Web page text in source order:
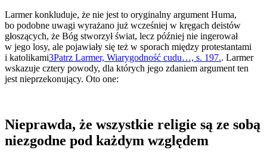
Larmer konkluduje, że nie jest to oryginalny argument Huma,
bo podobne uwagi wyrażano już wcześniej w kręgach deistów
głoszących, że Bóg stworzył świat, lecz później nie ingerował
w jego losy, ale pojawiały się też w sporach między protestantami
i katolikami3Patrz Larmer, Wiarygodność cudu…, s. 197.. Larmer
wskazuje cztery powody, dla których jego zdaniem argument ten
jest nieprzekonujący. Oto one:
Nieprawda, że wszystkie religie są ze sobą
niezgodne pod każdym względem